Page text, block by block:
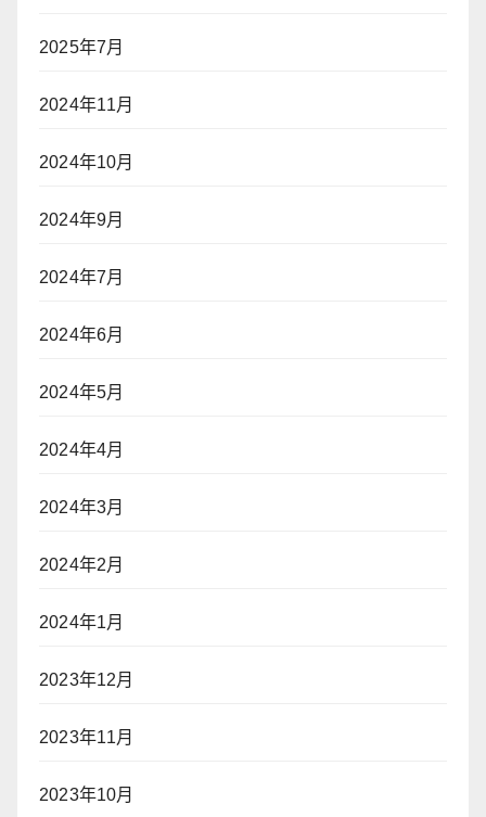
2025年7月
2024年11月
2024年10月
2024年9月
2024年7月
2024年6月
2024年5月
2024年4月
2024年3月
2024年2月
2024年1月
2023年12月
2023年11月
2023年10月